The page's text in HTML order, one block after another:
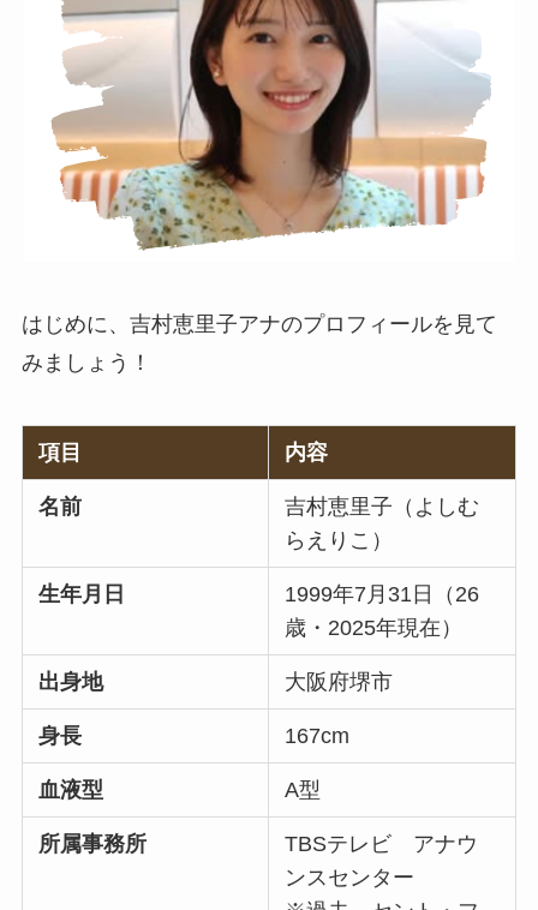
はじめに、吉村恵里子アナのプロフィールを見て
みましょう！
項目 内容
名前
吉村恵里子（よしむ
らえりこ）
生年月日
1999年7月31日（26
歳・2025年現在）
出身地 大阪府堺市
身長 167cm
血液型 A型
所属事務所
TBSテレビ アナウ
ンスセンター